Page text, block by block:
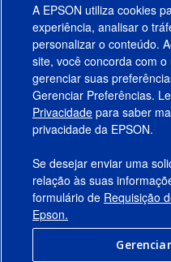
Produtos
Suporte
Links Sugeridos
Empresa
Conecte-se com a
A EPSON utiliza cookies
experiência, analisar o
personalizar o conteúdo.
site, você concorda com
gerenciar suas
Gerenciar Preferências.
Privacidade para saber
privacidade da EPSON.
Se desejar enviar uma
relação às suas
formulário de Requisição
Epson.